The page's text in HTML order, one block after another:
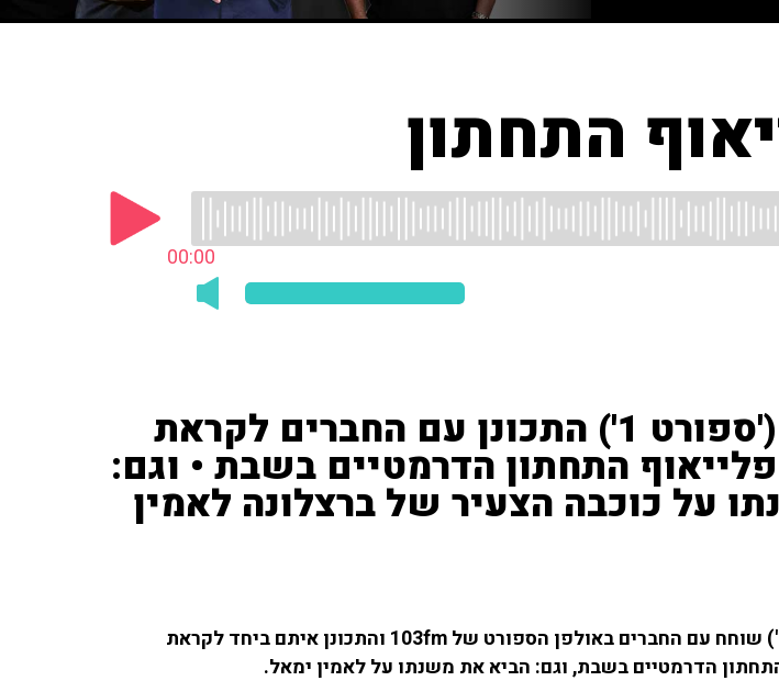
התחתון
00:00
אורי אוזן ('ספורט 1') התכונן עם החברים לקראת
התחתון הדרמטיים בשבת • וגם:
על כוכבה הצעיר של ברצלונה לאמין
אורי אוזן ('ספורט 1') שוחח עם החברים באולפן הספורט של 103fm והתכונן איתם ביחד לקראת
הדרמטיים בשבת, וגם: הביא את משנתו על לאמין ימאל.